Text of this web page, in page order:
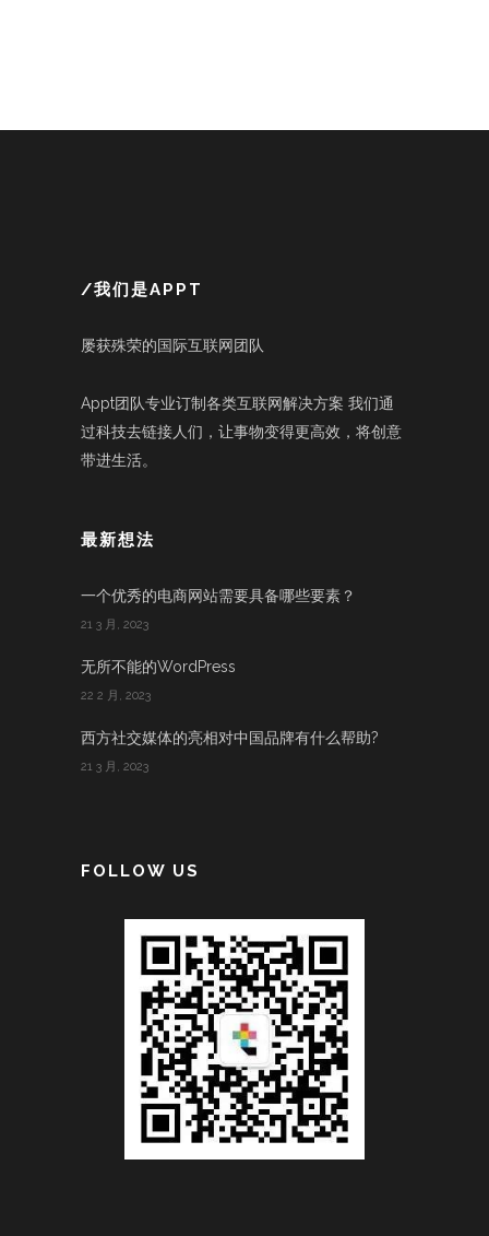
/我们是APPT
屡获殊荣的国际互联网团队
Appt团队专业订制各类互联网解决方案 我们通
过科技去链接人们，让事物变得更高效，将创意
带进生活。
最新想法
一个优秀的电商网站需要具备哪些要素？
21 3 月, 2023
无所不能的WordPress
22 2 月, 2023
西方社交媒体的亮相对中国品牌有什么帮助?
21 3 月, 2023
FOLLOW US